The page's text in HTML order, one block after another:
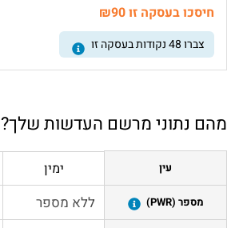
חיסכו בעסקה זו ₪90
צברו48נקודות בעסקה זו
מהם נתוני מרשם העדשות שלך?
עין
מספר (PWR)
ימין